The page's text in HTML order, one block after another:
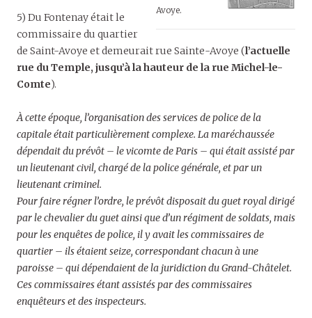
Avoye.
5) Du Fontenay était le
commissaire du quartier
de Saint-Avoye et demeurait rue Sainte-Avoye (l’actuelle
rue du Temple, jusqu’à la hauteur de la rue Michel-le-
Comte).
À cette époque, l’organisation des services de police de la
capitale était particulièrement complexe. La maréchaussée
dépendait du prévôt – le vicomte de Paris – qui était assisté par
un lieutenant civil, chargé de la police générale, et par un
lieutenant criminel.
Pour faire régner l’ordre, le prévôt disposait du guet royal dirigé
par le chevalier du guet ainsi que d’un régiment de soldats, mais
pour les enquêtes de police, il y avait les commissaires de
quartier – ils étaient seize, correspondant chacun à une
paroisse – qui dépendaient de la juridiction du Grand-Châtelet.
Ces commissaires étant assistés par des commissaires
enquêteurs et des inspecteurs.